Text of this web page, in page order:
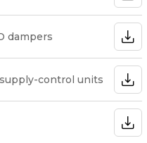
dampers
control units